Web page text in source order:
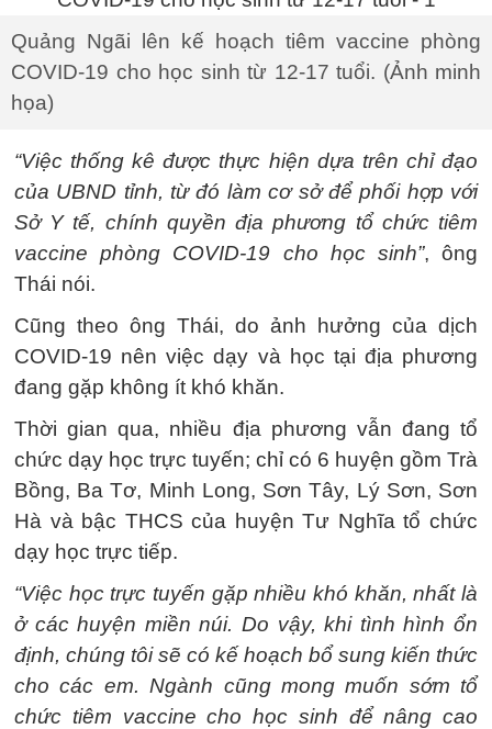
Quảng Ngãi lên kế hoạch tiêm vaccine phòng
COVID-19 cho học sinh từ 12-17 tuổi. (Ảnh minh
họa)
“Việc thống kê được thực hiện dựa trên chỉ đạo
của UBND tỉnh, từ đó làm cơ sở để phối hợp với
Sở Y tế, chính quyền địa phương tổ chức tiêm
vaccine phòng COVID-19 cho học sinh”, ông
Thái nói.
Cũng theo ông Thái, do ảnh hưởng của dịch
COVID-19 nên việc dạy và học tại địa phương
đang gặp không ít khó khăn.
Thời gian qua, nhiều địa phương vẫn đang tổ
chức dạy học trực tuyến; chỉ có 6 huyện gồm Trà
Bồng, Ba Tơ, Minh Long, Sơn Tây, Lý Sơn, Sơn
Hà và bậc THCS của huyện Tư Nghĩa tổ chức
dạy học trực tiếp.
“Việc học trực tuyến gặp nhiều khó khăn, nhất là
ở các huyện miền núi. Do vậy, khi tình hình ổn
định, chúng tôi sẽ có kế hoạch bổ sung kiến thức
cho các em. Ngành cũng mong muốn sớm tổ
chức tiêm vaccine cho học sinh để nâng cao